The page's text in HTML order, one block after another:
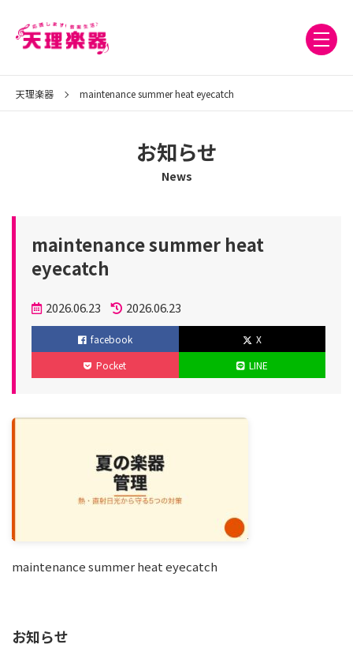
天理楽器 maintenance summer heat eyecatch
お知らせ
News
maintenance summer heat
eyecatch
投
稿
日
2026.06.23
更
新
2026.06.23
facebook
X
Pocket
LINE
maintenance summer heat eyecatch
お知らせ